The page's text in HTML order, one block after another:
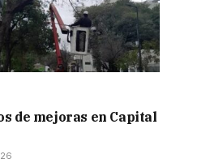
de mejoras en Capital